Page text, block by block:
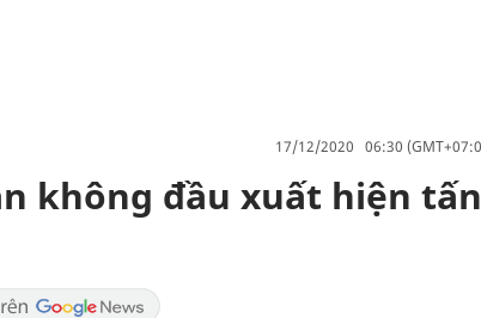
17/12/2020 06:30
không đầu xuất hiện tấn